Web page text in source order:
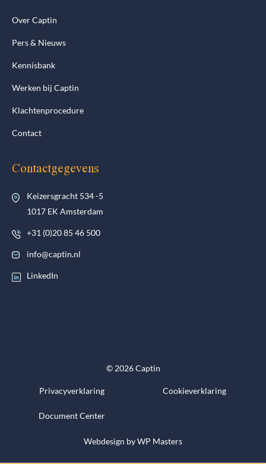
Over Captin
Pers & Nieuws
Kennisbank
Werken bij Captin
Klachtenprocedure
Contact
Contactgegevens
Keizersgracht 534 -5
1017 EK Amsterdam
+31 (0)20 85 46 500
info@captin.nl
LinkedIn
© 2026 Captin
Privacyverklaring Cookieverklaring
Document Center
Webdesign byWP Masters